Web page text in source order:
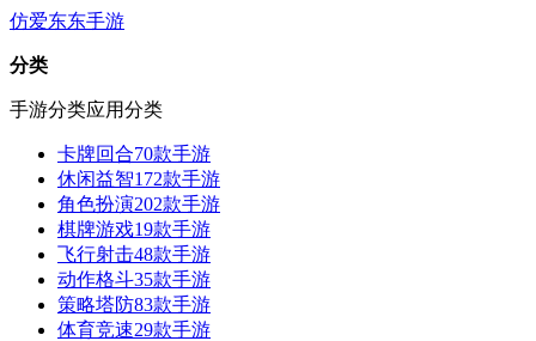
仿爱东东手游
分类
手游分类应用分类
卡牌回合70款手游
休闲益智172款手游
角色扮演202款手游
棋牌游戏19款手游
飞行射击48款手游
动作格斗35款手游
策略塔防83款手游
体育竞速29款手游